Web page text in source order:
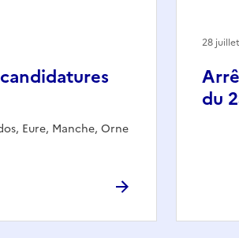
Eure, Manche, Orne
du
28